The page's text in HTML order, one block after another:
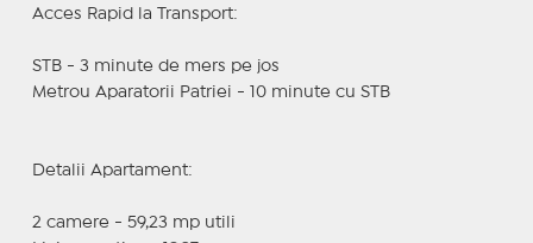
Acces Rapid la Transport:
STB - 3 minute de mers pe jos
Metrou Aparatorii Patriei - 10 minute cu STB
Detalii Apartament:
2 camere - 59,23 mp utili